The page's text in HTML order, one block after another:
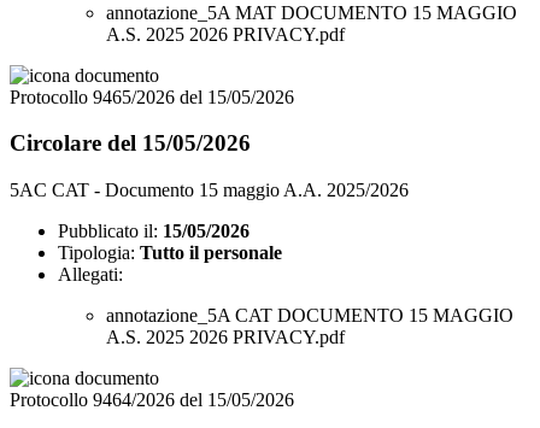
annotazione_5A MAT DOCUMENTO 15 MAGGIO
A.S. 2025 2026 PRIVACY.pdf
Protocollo 9465/2026 del 15/05/2026
Circolare del 15/05/2026
5AC CAT - Documento 15 maggio A.A. 2025/2026
Pubblicato il: 15/05/2026
Tipologia: Tutto il personale
Allegati:
annotazione_5A CAT DOCUMENTO 15 MAGGIO
A.S. 2025 2026 PRIVACY.pdf
Protocollo 9464/2026 del 15/05/2026